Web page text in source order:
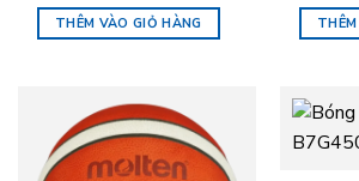
THÊM VÀO GIỎ HÀNG